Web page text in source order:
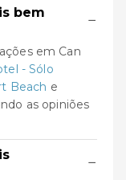
bem
−
em Can
- Sólo
Beach e
as opiniões
−